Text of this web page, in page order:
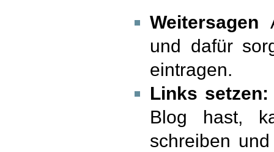
Weitersagen
und dafür
eintragen.
Links setzen:
Blog hast,
schreiben